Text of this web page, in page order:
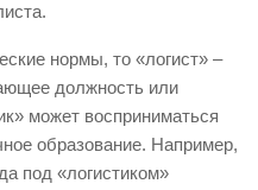
нормы, то «логист» –
должность или
может восприниматься
образование. Например,
под «логистиком»